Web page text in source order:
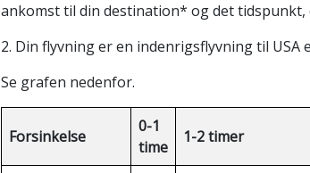
ankomst til din destination* og det
2. Din flyvning er en indenrigsflyvning til
Se grafen nedenfor.
Forsinkelse
0-1
time
1-2 timer